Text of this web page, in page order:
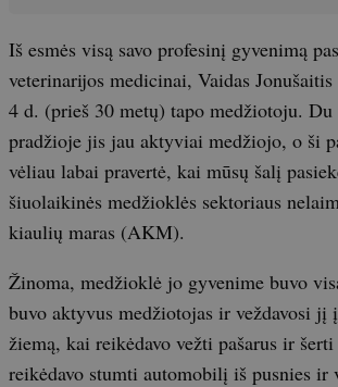
Iš esmės visą savo profesinį gyvenimą
veterinarijos medicinai, Vaidas
4 d. (prieš 30 metų) tapo medžiotoju.
pradžioje jis jau aktyviai medžiojo, o ši
vėliau labai pravertė, kai mūsų šalį
šiuolaikinės medžioklės sektoriaus
kiaulių maras (AKM).
Žinoma, medžioklė jo gyvenime buvo
buvo aktyvus medžiotojas ir veždavosi jį
žiemą, kai reikėdavo vežti pašarus ir
reikėdavo stumti automobilį iš pusnies ir